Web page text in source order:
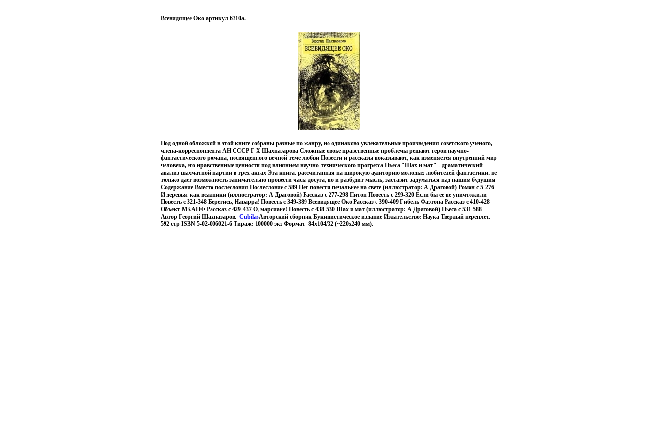
Всевидящее Око артикул 6310a.
Под одной обложкой в этой книге собраны разные по жанру, но одинаково увлекательные произведения советского ученого,
члена-корреспондента АН СССР Г Х Шахназарова Сложные овоье нравственные проблемы решают герои научно-
фантастического романа, посвященного вечной теме любви Повести и рассказы показывают, как изменяется внутренний мир
человека, его нравственные ценности под влиянием научно-технического прогресса Пьеса "Шах и мат" - драматический
анализ шахматной партии в трех актах Эта книга, рассчитанная на широкую аудиторию молодых любителей фантастики, не
только даст возможность занимательно провести часы досуга, но и разбудит мысль, заставит задуматься над нашим будущим
Содержание Вместо послесловия Послесловие c 589 Нет повести печальнее на свете (иллюстратор: А Драговой) Роман c 5-276
И деревья, как всадники (иллюстратор: А Драговой) Рассказ c 277-298 Питон Повесть c 299-320 Если бы ее не уничтожили
Повесть c 321-348 Берегись, Наварра! Повесть c 349-389 Всевидящее Око Рассказ c 390-409 Гибель Фаэтона Рассказ c 410-428
Объект МКАНФ Рассказ c 429-437 О, марсиане! Повесть c 438-530 Шах и мат (иллюстратор: А Драговой) Пьеса c 531-588
Автор Георгий Шахназаров. CubilasАвторский сборник Букинистическое издание Издательство: Наука Твердый переплет,
592 стр ISBN 5-02-006021-6 Тираж: 100000 экз Формат: 84x104/32 (~220x240 мм).